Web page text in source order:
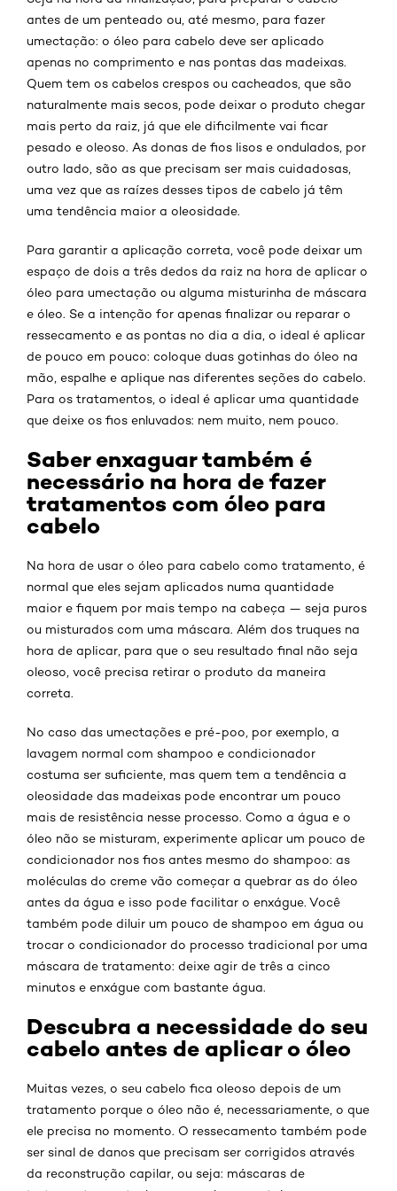
antes de um penteado ou, até mesmo, para fazer
umectação: o óleo para cabelo deve ser aplicado
apenas no comprimento e nas pontas das madeixas.
Quem tem os cabelos crespos ou cacheados, que são
naturalmente mais secos, pode deixar o produto chegar
mais perto da raiz, já que ele dificilmente vai ficar
pesado e oleoso. As donas de fios lisos e ondulados, por
outro lado, são as que precisam ser mais cuidadosas,
uma vez que as raízes desses tipos de cabelo já têm
uma tendência maior a oleosidade.
Para garantir a aplicação correta, você pode deixar um
espaço de dois a três dedos da raiz na hora de aplicar o
óleo para umectação ou alguma misturinha de máscara
e óleo. Se a intenção for apenas finalizar ou reparar o
ressecamento e as pontas no dia a dia, o ideal é aplicar
de pouco em pouco: coloque duas gotinhas do óleo na
mão, espalhe e aplique nas diferentes seções do cabelo.
Para os tratamentos, o ideal é aplicar uma quantidade
que deixe os fios enluvados: nem muito, nem pouco.
Saber enxaguar também é
necessário na hora de fazer
tratamentos com óleo para
cabelo
Na hora de usar o óleo para cabelo como tratamento, é
normal que eles sejam aplicados numa quantidade
maior e fiquem por mais tempo na cabeça — seja puros
ou misturados com uma máscara. Além dos truques na
hora de aplicar, para que o seu resultado final não seja
oleoso, você precisa retirar o produto da maneira
correta.
No caso das umectações e pré-poo, por exemplo, a
lavagem normal com shampoo e condicionador
costuma ser suficiente, mas quem tem a tendência a
oleosidade das madeixas pode encontrar um pouco
mais de resistência nesse processo. Como a água e o
óleo não se misturam, experimente aplicar um pouco de
condicionador nos fios antes mesmo do shampoo: as
moléculas do creme vão começar a quebrar as do óleo
antes da água e isso pode facilitar o enxágue. Você
também pode diluir um pouco de shampoo em água ou
trocar o condicionador do processo tradicional por uma
máscara de tratamento: deixe agir de três a cinco
minutos e enxágue com bastante água.
Descubra a necessidade do seu
cabelo antes de aplicar o óleo
Muitas vezes, o seu cabelo fica oleoso depois de um
tratamento porque o óleo não é, necessariamente, o que
ele precisa no momento. O ressecamento também pode
ser sinal de danos que precisam ser corrigidos através
da reconstrução capilar, ou seja: máscaras de